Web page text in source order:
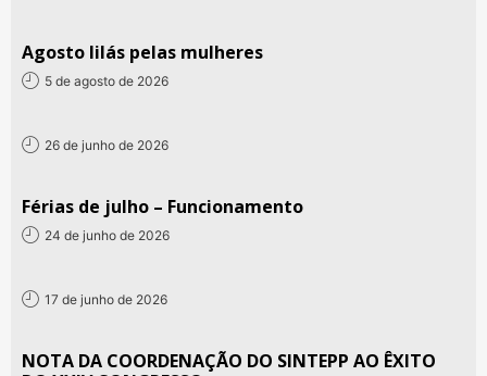
Agosto lilás pelas mulheres
5 de agosto de 2026
26 de junho de 2026
Férias de julho – Funcionamento
24 de junho de 2026
17 de junho de 2026
NOTA DA COORDENAÇÃO DO SINTEPP AO ÊXITO